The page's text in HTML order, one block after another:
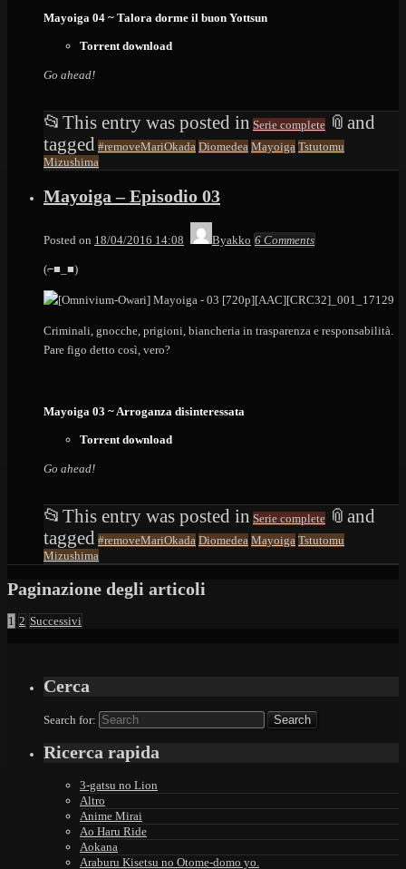
Mayoiga 04 ~ Talora dorme il buon Yottsun
Torrent download
Go ahead!
📂 This entry was posted in Serie complete 📎 and
tagged #removeMariOkada Diomedea Mayoiga Tstutomu
Mizushima
Mayoiga – Episodio 03
Posted on 18/04/2016 14:08 Byakko 6 Comments
(⌐■_■)
Criminali, gnocche, prigioni, biancheria in trasparenza e responsabilità.
Pare figo detto così, vero?
Mayoiga 03 ~ Arroganza disinteressata
Torrent download
Go ahead!
📂 This entry was posted in Serie complete 📎 and
tagged #removeMariOkada Diomedea Mayoiga Tstutomu
Mizushima
Paginazione degli articoli
1 2 Successivi
Cerca
Search for:
Ricerca rapida
3-gatsu no Lion
Altro
Anime Mirai
Ao Haru Ride
Aokana
Araburu Kisetsu no Otome-domo yo.